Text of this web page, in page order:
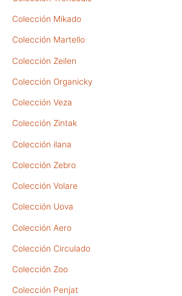
Colección Mikado
Colección Martello
Colección Zeilen
Colección Organicky
Colección Veza
Colección Zintak
Colección ilana
Colección Zebro
Colección Volare
Colección Uova
Colección Aero
Colección Circulado
Colección Zoo
Colección Penjat